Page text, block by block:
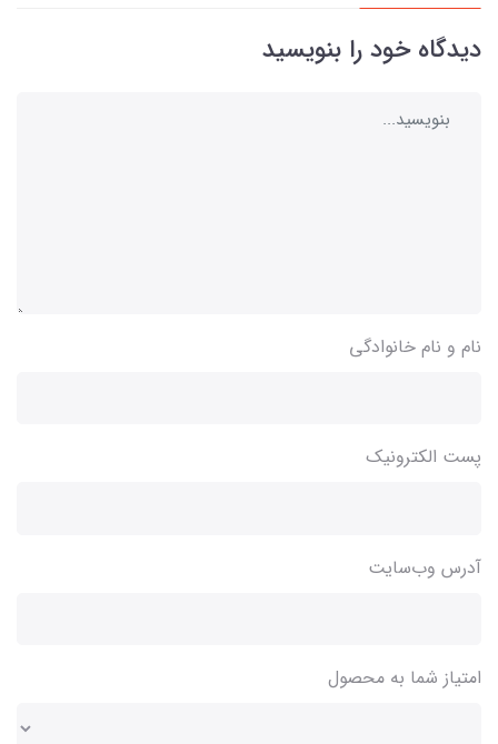
دیدگاه خود را بنویسید
نام و نام خانوادگی
پست الکترونیک
آدرس وب‌سایت
امتیاز شما به محصول